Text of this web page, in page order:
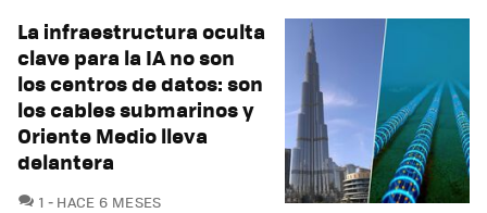
La infraestructura oculta
clave para la IA no son
los centros de datos: son
los cables submarinos y
Oriente Medio lleva
delantera
1 COMENTARIOS
HACE 6 MESES